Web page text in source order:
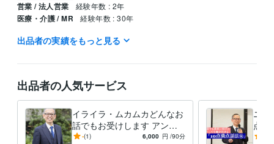
営業 / 法人営業 経験年数 : 2年
医療・介護 / MR 経験年数 : 30年
職歴
ベストプラクティス賞 ワールドベストマネージャー
とは何？ コミュニケーションの取り方を知りたい
資格・検定
メンタルヘルスマネジメント検定 取得年 : 2021年
出品者の実績をもっと見る
出品者の人気サービス
イライラ・ムカムカどんなお
話でもお受けします アンガ
ーマネジメントコンサルタン
-(1) 6,000 円 /90分
ニー
点話
ニー